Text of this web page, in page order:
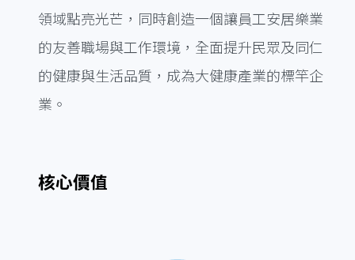
領域點亮光芒，同時創造一個讓員工安居樂業
的友善職場與工作環境，全面提升民眾及同仁
的健康與生活品質，成為大健康產業的標竿企
業。
核心價值